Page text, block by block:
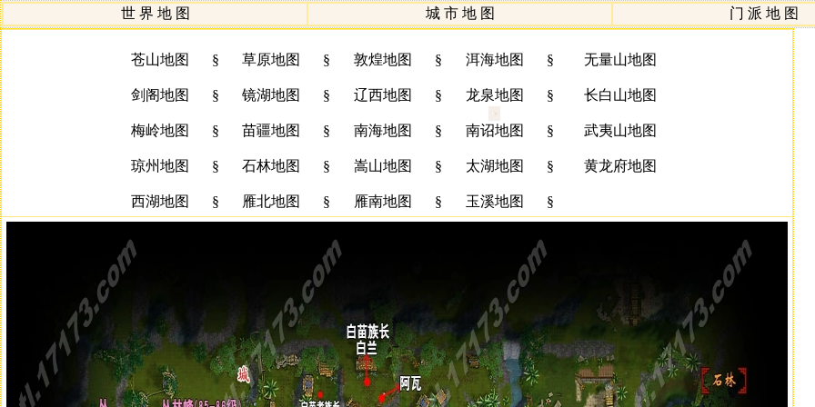
世 界 地 图 城 市 地 图 门 派 地 图
苍山地图 § 草原地图 § 敦煌地图 § 洱海地图 § 无量山地图
剑阁地图 § 镜湖地图 § 辽西地图 § 龙泉地图 § 长白山地图
梅岭地图 § 苗疆地图 § 南海地图 § 南诏地图 § 武夷山地图
琼州地图 § 石林地图 § 嵩山地图 § 太湖地图 § 黄龙府地图
西湖地图 § 雁北地图 § 雁南地图 § 玉溪地图 §